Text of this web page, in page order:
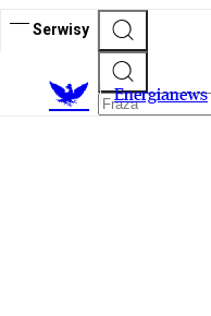
Serwisy
Energianews